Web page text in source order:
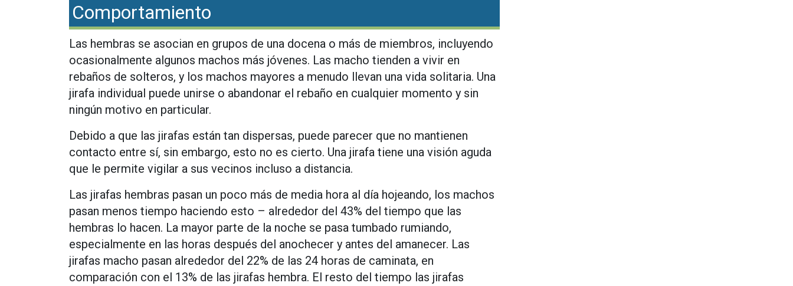
Comportamiento
Las hembras se asocian en grupos de una docena o más de miembros, incluyendo
ocasionalmente algunos machos más jóvenes. Las macho tienden a vivir en
rebaños de solteros, y los machos mayores a menudo llevan una vida solitaria. Una
jirafa individual puede unirse o abandonar el rebaño en cualquier momento y sin
ningún motivo en particular.
Debido a que las jirafas están tan dispersas, puede parecer que no mantienen
contacto entre sí, sin embargo, esto no es cierto. Una jirafa tiene una visión aguda
que le permite vigilar a sus vecinos incluso a distancia.
Las jirafas hembras pasan un poco más de media hora al día hojeando, los machos
pasan menos tiempo haciendo esto – alrededor del 43% del tiempo que las
hembras lo hacen. La mayor parte de la noche se pasa tumbado rumiando,
especialmente en las horas después del anochecer y antes del amanecer. Las
jirafas macho pasan alrededor del 22% de las 24 horas de caminata, en
comparación con el 13% de las jirafas hembra. El resto del tiempo las jirafas